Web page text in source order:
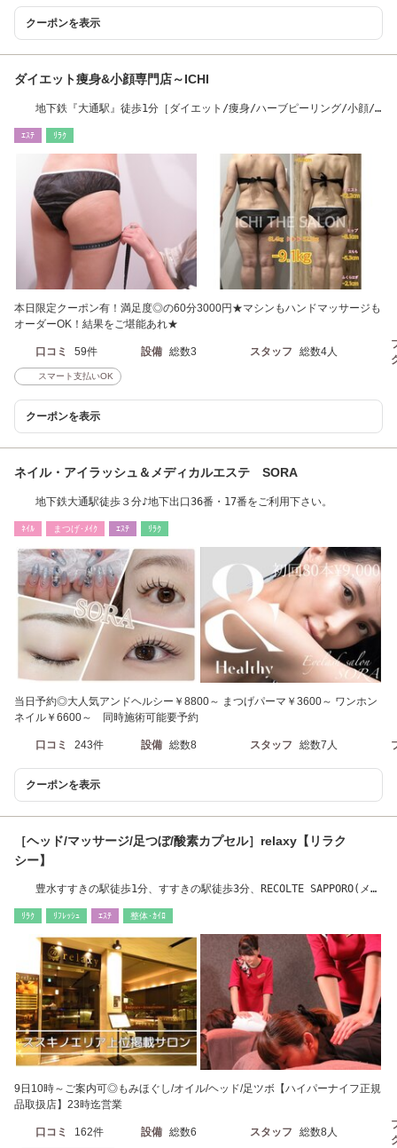
クーポンを表示
ダイエット痩身&小顔専門店～ICHI
地下鉄『大通駅』徒歩1分［ダイエット/痩身/ハーブピーリング/小顔/
ｴｽﾃ ﾘﾗｸ
本日限定クーポン有！満足度◎の60分3000円★マシンもハンドマッサージも
オーダーOK！結果をご堪能あれ★
口コミ 59件 設備 総数3 スタッフ 総数4人
スマート支払いOK
クーポンを表示
ネイル・アイラッシュ＆メディカルエステ SORA
地下鉄大通駅徒歩３分♪地下出口36番・17番をご利用下さい。
ﾈｲﾙ まつげ･ﾒｲｸ ｴｽﾃ ﾘﾗｸ
当日予約◎大人気アンドヘルシー￥8800～ まつげパーマ￥3600～ ワンホン
ネイル￥6600～ 同時施術可能要予約
口コミ 243件 設備 総数8 スタッフ 総数7人
クーポンを表示
［ヘッド/マッサージ/足つぼ/酸素カプセル］relaxy【リラク
シー】
豊水すすきの駅徒歩1分、すすきの駅徒歩3分、RECOLTE SAPPORO(メル
ﾘﾗｸ ﾘﾌﾚｯｼｭ ｴｽﾃ 整体･ｶｲﾛ
9日10時～ご案内可◎もみほぐし/オイル/ヘッド/足ツボ【ハイパーナイフ正規
品取扱店】23時迄営業
口コミ 162件 設備 総数6 スタッフ 総数8人